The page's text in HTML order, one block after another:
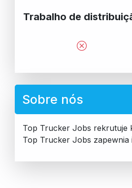
Trabalho de
Sobre nós
Top Trucker Jobs rekrutuje
Top Trucker Jobs zapewnia